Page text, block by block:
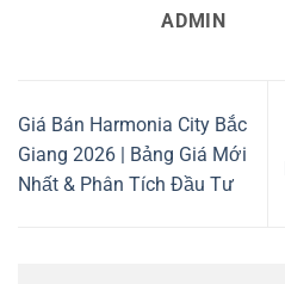
ADMIN
Giá Bán Harmonia City Bắc
Giang 2026 | Bảng Giá Mới
Nhất & Phân Tích Đầu Tư